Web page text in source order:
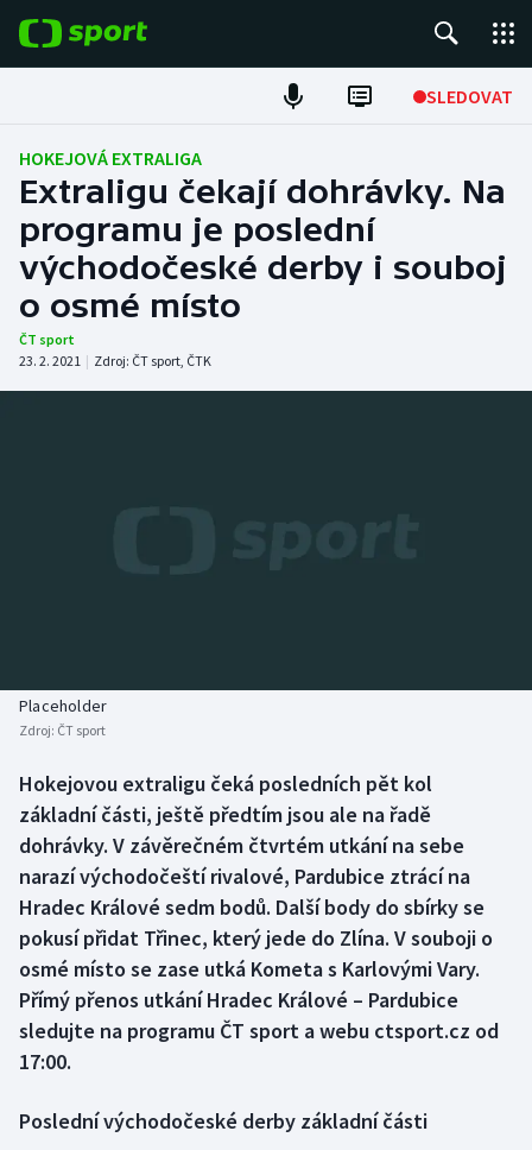
SLEDOVAT
Fotbal
Hokej
Tenis
Atletika
Boby a skeleton
Box
Curling
Dostihy
Florbal
Futsal
Golf
Gymnastika
AZ kvíz
HOKEJOVÁ EXTRALIGA
Extraligu čekají dohrávky. Na
programu je poslední
východočeské derby i souboj
o osmé místo
ČT sport
23. 2. 2021 | Zdroj: ČT sport, ČTK
Placeholder
Zdroj: ČT sport
Hokejovou extraligu čeká posledních pět kol
základní části, ještě předtím jsou ale na řadě
dohrávky. V závěrečném čtvrtém utkání na sebe
narazí východočeští rivalové, Pardubice ztrácí na
Hradec Králové sedm bodů. Další body do sbírky se
pokusí přidat Třinec, který jede do Zlína. V souboji o
osmé místo se zase utká Kometa s Karlovými Vary.
Přímý přenos utkání Hradec Králové – Pardubice
sledujte na programu ČT sport a webu ctsport.cz od
17:00.
Poslední východočeské derby základní části